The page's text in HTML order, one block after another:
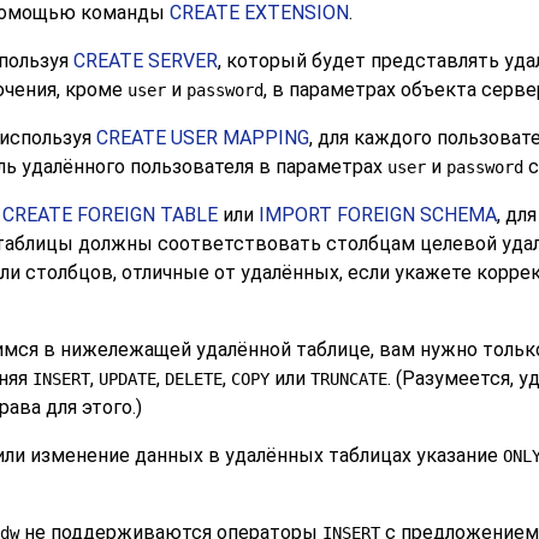
команды CREATE EXTENSION.
CREATE SERVER, который будет представлять
кроме user и password, в параметрах объекта
CREATE USER MAPPING, для каждого
удалённого пользователя в параметрах user и password
CREATE FOREIGN TABLE или IMPORT FOREIGN SCHEMA,
должны соответствовать столбцам целевой
столбцов, отличные от удалённых, если укажете
в нижележащей удалённой таблице, вам нужно
INSERT, UPDATE, DELETE, COPY или TRUNCATE. (Разумеется,
для этого.)
изменение данных в удалённых таблицах указание
не поддерживаются операторы INSERTс